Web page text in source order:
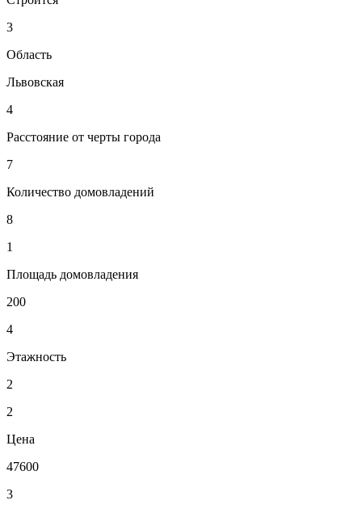
3
Область
Львовская
4
Расстояние от черты города
7
Количество домовладений
8
1
Площадь домовладения
200
4
Этажность
2
2
Цена
47600
3